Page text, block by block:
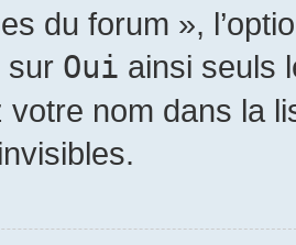
du forum »,
sur Oui ainsi seuls
nom dans la